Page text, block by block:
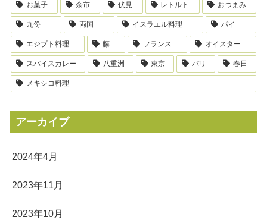
お菓子 余市 伏見 レトルト おつまみ
九份 両国 イスラエル料理 パイ
エジプト料理 藤 フランス オイスター
スパイスカレー 八重洲 東京 パリ 春日
メキシコ料理
アーカイブ
2024年4月
2023年11月
2023年10月